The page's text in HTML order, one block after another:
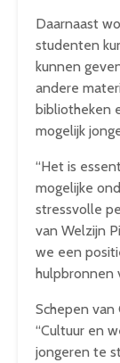
Daarnaast
studenten
kunnen
andere
bibliotheken
mogelijk
“Het is
mogelijke
stressvolle
van Welzijn
we een
hulpbronnen
Schepen
“Cultuur en
jongeren te